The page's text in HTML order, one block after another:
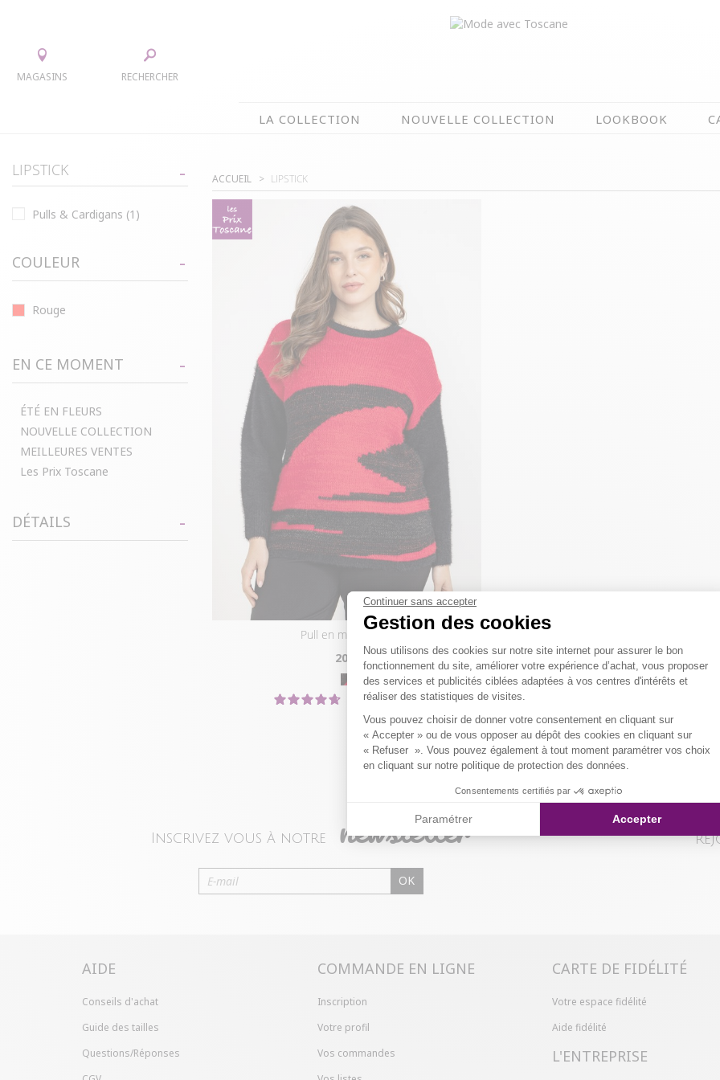
Continuer sans accepter
Gestion des cookies
Plateforme de Gestion du
Nous utilisons des cookies sur notre site internet pour assurer le bon
fonctionnement du site, améliorer votre expérience d’achat, vous proposer
des services et publicités ciblées adaptées à vos centres d'intérêts et
réaliser des statistiques de visites.
Vous pouvez choisir de donner votre consentement en cliquant sur
« Accepter » ou de vous opposer au dépôt des cookies en cliquant sur
« Refuser ». Vous pouvez également à tout moment paramétrer vos choix
en cliquant sur notre politique de protection des données.
Consentements certifiés par
Paramétrer Accepter
MAGASINS RECHERCHER
LA COLLECTION NOUVELLE COLLECTION LOOKBOOK
CHEMISIERS & TUNIQUES
VESTES
JUPES
ACCESSOIRES
PARKAS & IMPERS
MANTEAUX
ÉTÉ EN FLEURS
LIPSTICK
Pulls & Cardigans (1)
COULEUR
Rouge
EN CE MOMENT
ÉTÉ EN FLEURS
NOUVELLE COLLECTION
MEILLEURES VENTES
Les Prix Toscane
DÉTAILS
ACCUEIL LIPSTICK
pull en maille fluffy
20
/5- 3 avis
Inscrivez vous à notre newsletter
OK
AIDE
Conseils d'achat
Guide des tailles
Questions/Réponses
COMMANDE EN LIGNE
Inscription
Votre profil
Vos commandes
CARTE DE FIDÉLITÉ
Votre espace fidélité
Aide fidélité
L'ENTREPRISE